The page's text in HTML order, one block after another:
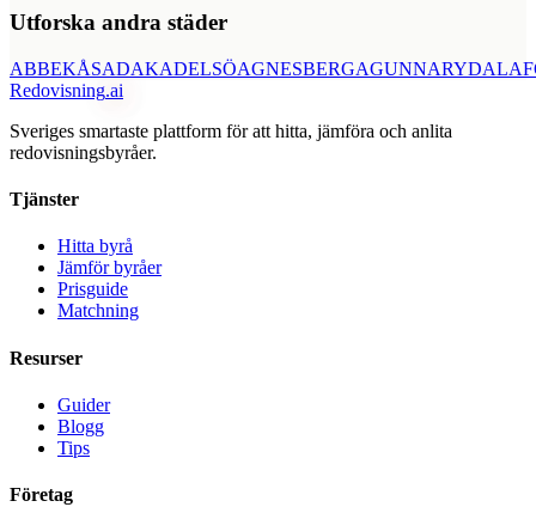
Utforska andra städer
ABBEKÅSADAKADELSÖAGNESBERGAGUNNARYD
Redovisning.ai
Sveriges smartaste plattform för att hitta, jämföra och anlita
redovisningsbyråer.
Tjänster
Hitta byrå
Jämför byråer
Prisguide
Matchning
Resurser
Guider
Blogg
Tips
Företag